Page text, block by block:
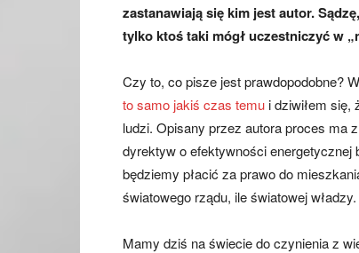
zastanawiają się kim jest autor.
tylko ktoś taki mógł uczestniczyć w
Czy to, co pisze jest prawdopodobne?
to samo jakiś czas temui dziwiłem się,
ludzi. Opisany przez autora proces ma
dyrektyw o efektywności energetycznej
będziemy płacić za prawo do
światowego rządu, ile światowej władzy.
Mamy dziś na świecie do czynienia z